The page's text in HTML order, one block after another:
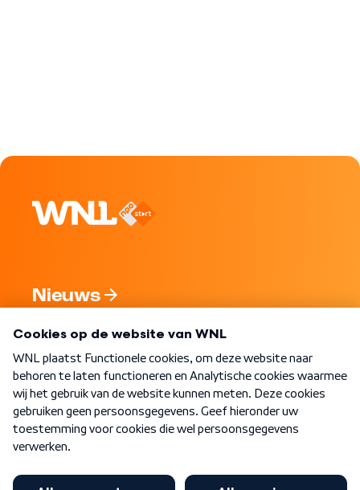
Nieuws
Nieuwsbrief
Word Lid